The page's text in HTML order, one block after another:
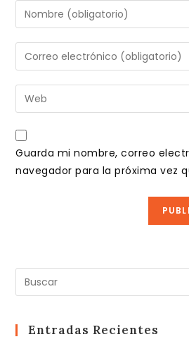
Introduce
tu
nombre
de
usuario
para
comentar
Introduce
tu
dirección
de
electrónico
para
comentar
Introduce
la
URL
de
Guarda mi nombre, correo
navegador para la próxima vez
Entradas Recientes